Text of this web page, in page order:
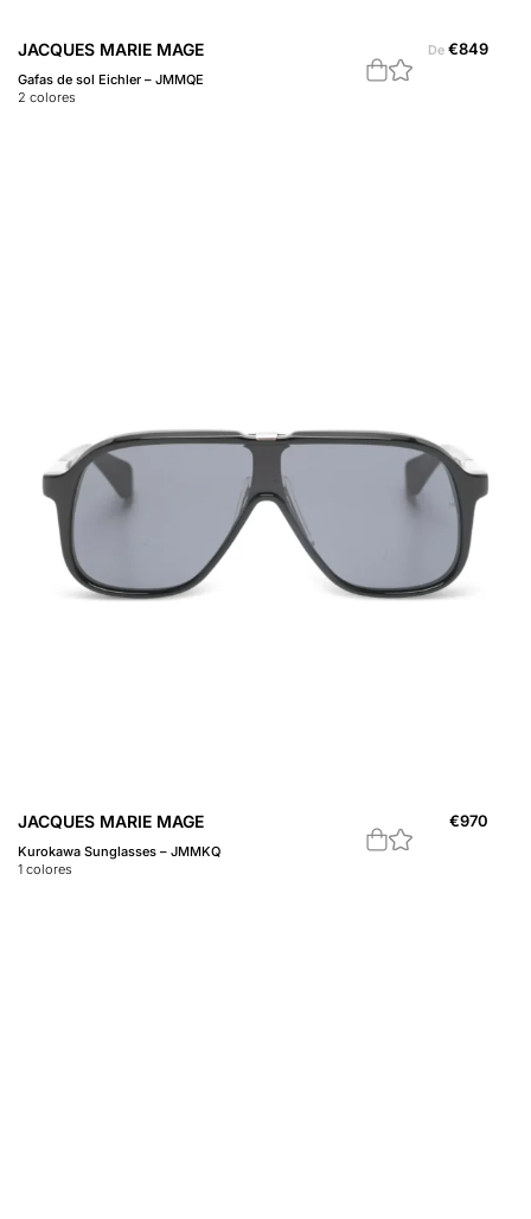
JACQUES MARIE MAGE
Gafas de sol Eichler – JMMQE
2 colores
De €849
JACQUES MARIE MAGE
Kurokawa Sunglasses – JMMKQ
1 colores
€970